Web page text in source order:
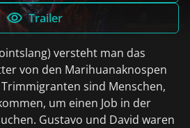
Trailer
versteht man das
von den Marihuanaknospen
um einen Job in der
Gustavo und David waren